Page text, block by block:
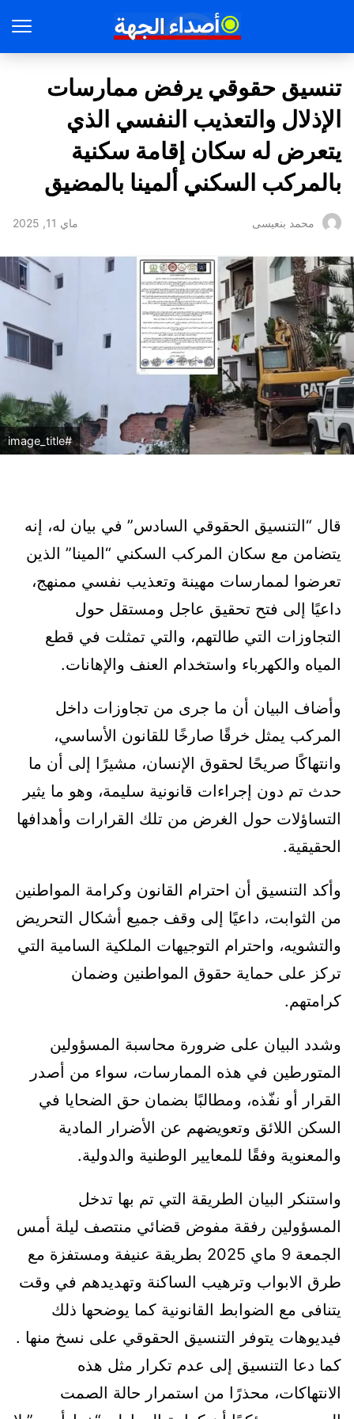
تنسيق حقوقي يرفض ممارسات
الإذلال والتعذيب النفسي الذي
يتعرض له سكان إقامة سكنية
بالمركب السكني ألمينا بالمضيق
محمد بنعيسى ماي 11, 2025
#image_title
قال “التنسيق الحقوقي السادس” في بيان له، إنه
يتضامن مع سكان المركب السكني “المينا” الذين
تعرضوا لممارسات مهينة وتعذيب نفسي ممنهج،
داعيًا إلى فتح تحقيق عاجل ومستقل حول
التجاوزات التي طالتهم، والتي تمثلت في قطع
المياه والكهرباء واستخدام العنف والإهانات.
وأضاف البيان أن ما جرى من تجاوزات داخل
المركب يمثل خرقًا صارخًا للقانون الأساسي،
وانتهاكًا صريحًا لحقوق الإنسان، مشيرًا إلى أن ما
حدث تم دون إجراءات قانونية سليمة، وهو ما يثير
التساؤلات حول الغرض من تلك القرارات وأهدافها
الحقيقية.
وأكد التنسيق أن احترام القانون وكرامة المواطنين
من الثوابت، داعيًا إلى وقف جميع أشكال التحريض
والتشويه، واحترام التوجيهات الملكية السامية التي
تركز على حماية حقوق المواطنين وضمان
كرامتهم.
وشدد البيان على ضرورة محاسبة المسؤولين
المتورطين في هذه الممارسات، سواء من أصدر
القرار أو نفّذه، ومطالبًا بضمان حق الضحايا في
السكن اللائق وتعويضهم عن الأضرار المادية
والمعنوية وفقًا للمعايير الوطنية والدولية.
واستنكر البيان الطريقة التي تم بها تدخل
المسؤولين رفقة مفوض قضائي منتصف ليلة أمس
الجمعة 9 ماي 2025 بطريقة عنيفة ومستفزة مع
طرق الابواب وترهيب الساكنة وتهديدهم في وقت
يتنافى مع الضوابط القانونية كما يوضحها ذلك
فيديوهات يتوفر التنسيق الحقوقي على نسخ منها .
كما دعا التنسيق إلى عدم تكرار مثل هذه
الانتهاكات، محذرًا من استمرار حالة الصمت